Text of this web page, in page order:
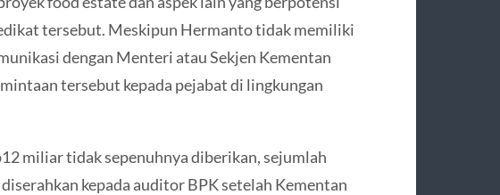
tersebut. Meskipun Hermanto tidak memiliki
dengan Menteri atau Sekjen Kementan
tersebut kepada pejabat di lingkungan
miliar tidak sepenuhnya diberikan, sejumlah
kepada auditor BPK setelah Kementan